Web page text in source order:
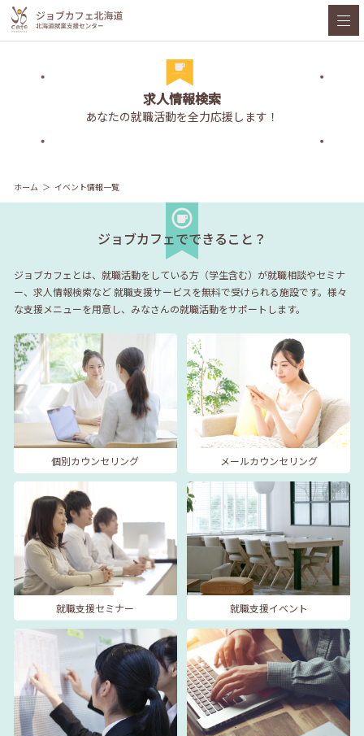
求人情報検索
あなたの就職活動を全力応援します！
ホーム イベント情報一覧
ジョブカフェでできること？
ジョブカフェとは、就職活動をしている方（学生含む）が就職相談やセミナ
ー、求人情報検索など就職支援サービスを無料で受けられる施設です。様々
な支援メニューを用意し、みなさんの就職活動をサポートします。
個別カウンセリング メールカウンセリング
就職支援セミナー 就職支援イベント